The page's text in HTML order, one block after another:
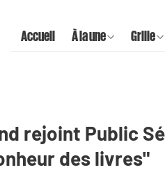
Accueil À la une Grille
rejoint Public
des livres"